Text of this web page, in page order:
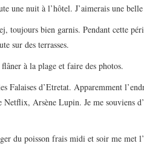
une nuit à l’hôtel. J’aimerais une
toujours bien garnis. Pendant cette
sur des terrasses.
à la plage et faire des photos.
Falaises d’Etretat. Apparemment
Netflix, Arsène Lupin. Je me souviens
du poisson frais midi et soir me met